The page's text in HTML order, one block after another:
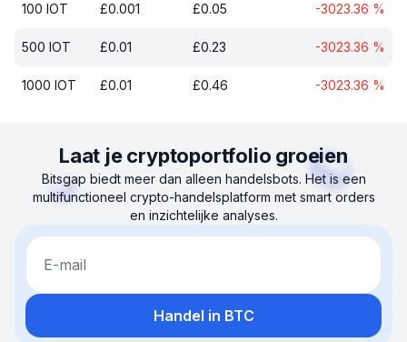
100 IOT £0.001 £0.05 -3023.36 %
500 IOT £0.01 £0.23 -3023.36 %
1000 IOT £0.01 £0.46 -3023.36 %
Laat je cryptoportfolio groeien
Bitsgap biedt meer dan alleen handelsbots. Het is een
multifunctioneel crypto-handelsplatform met smart orders
en inzichtelijke analyses.
E-mail
Handel in BTC